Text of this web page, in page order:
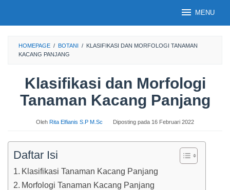
MENU
HOMEPAGE / BOTANI / KLASIFIKASI DAN MORFOLOGI TANAMAN
KACANG PANJANG
Klasifikasi dan Morfologi
Tanaman Kacang Panjang
Oleh Rita Elfianis S.P M.Sc Diposting pada 16 Februari 2022
Daftar Isi
Klasifikasi Tanaman Kacang Panjang
Morfologi Tanaman Kacang Panjang